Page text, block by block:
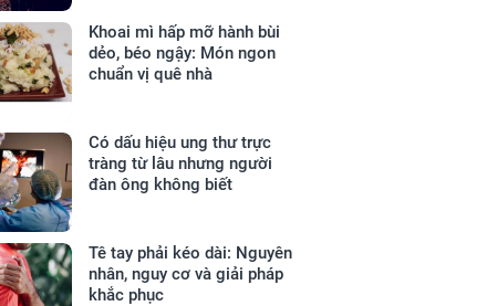
Khoai mì hấp mỡ hành bùi
dẻo, béo ngậy: Món ngon
chuẩn vị quê nhà
Có dấu hiệu ung thư trực
tràng từ lâu nhưng người
đàn ông không biết
Tê tay phải kéo dài: Nguyên
nhân, nguy cơ và giải pháp
khắc phục